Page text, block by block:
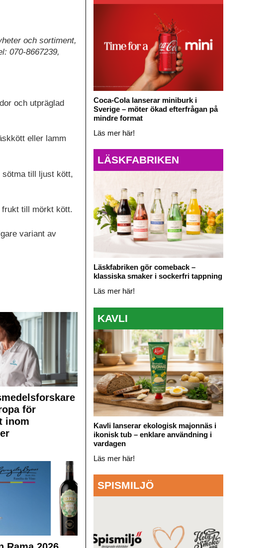
och sortiment,
070-8667239,
och utpräglad
eller lamm
sötma till ljust kött,
frukt till mörkt kött.
variant av
för
inom
Coca-Cola lanserar miniburk i
Sverige – möter ökad efterfrågan på
mindre format
Läs mer här!
LÄSKFABRIKEN
Läskfabriken gör comeback –
klassiska smaker i sockerfri tappning
Läs mer här!
KAVLI
Kavli lanserar ekologisk majonnäs i
ikonisk tub – enklare användning i
vardagen
Läs mer här!
SPISMILJÖ